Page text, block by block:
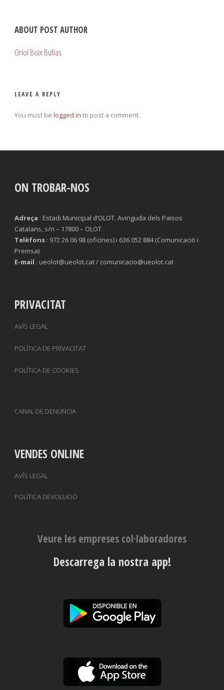
ABOUT POST AUTHOR
Oriol Boix Bufias
LEAVE A REPLY
You must be logged in to post a comment.
ON TROBAR-NOS
Adreça : Estadi Municipal d’OLOT. Avinguda dels Països
Catalans, s/n – 17800 – OLOT
Telèfons : 972 26 06 98 (oficines) i 636 052 884 (Comunicació i
Premsa)
E-mail : ueolot@ueolot.cat / comunicacio@ueolot.cat
PRIVACITAT
AVÍS LEGAL
POLÍTICA DE PRIVACITAT
POLÍTICA DE COOKIES
CANAL DE DENÚNCIA
VENDES ONLINE
AVÍS LEGAL
POLÍTICA DEVOLUCIÓ
Veure les empreses col·laboradores
Descarrega la nostra app!